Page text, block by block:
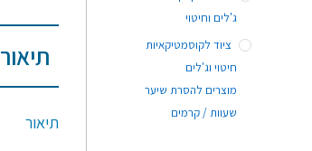
תיאור
תיאור
ג'לים וחיטוי
ציוד לקוסמטיקאיות
חיטוי וג'לים
מוצרים להסרת שיער
שעוות / קרמים